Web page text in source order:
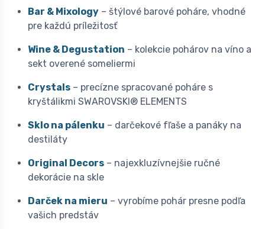
Bar & Mixology – štýlové barové poháre, vhodné
pre každú príležitosť
Wine & Degustation – kolekcie pohárov na víno a
sekt overené someliermi
Crystals – precízne spracované poháre s
kryštálikmi SWAROVSKI® ELEMENTS
Sklo na pálenku – darčekové fľaše a panáky na
destiláty
Original Decors – najexkluzívnejšie ručné
dekorácie na skle
Darček na mieru – vyrobíme pohár presne podľa
vašich predstáv